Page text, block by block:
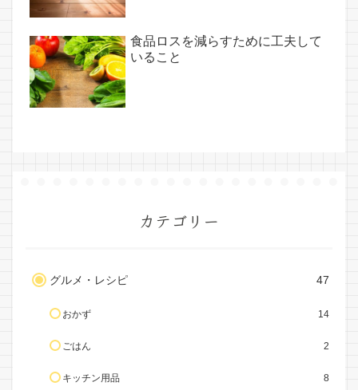
食品ロスを減らすために工夫して
いること
カテゴリー
グルメ・レシピ 47
おかず 14
ごはん 2
キッチン用品 8